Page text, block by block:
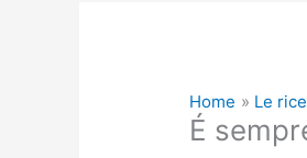
Home Le
É